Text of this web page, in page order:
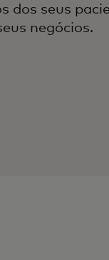
dos seus
negócios.